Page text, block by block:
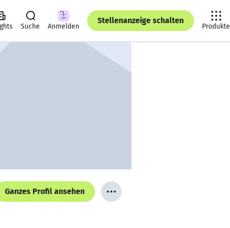
Suche Anmelden
Stellenanzeige schalten
Produkte
Ganzes Profil ansehen